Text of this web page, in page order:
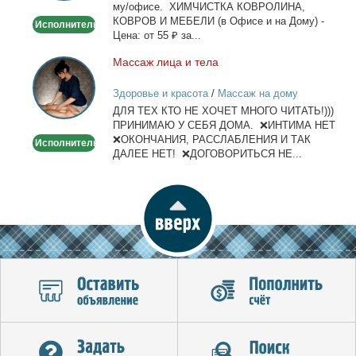
Исполнитель
му/офи­се. ХИМЧИСТКА КОВРОЛИНА,
КОВРОВ И МЕБЕЛИ (в Офи­се и на До­му) -
Це­на: от 55 ₽ за...
Массаж
лица
и
тела
Исполнитель
Мас­саж ли­ца и те­ла
Здоровье и красота/ Массаж на дому
ДЛЯ ТЕХ КТО НЕ ХОЧЕТ МНОГО ЧИТАТЬ!)))
ПРИНИМАЮ У СЕБЯ ДОМА. ❌ИНТИМА НЕТ
❌ОКОНЧАНИЯ, РАССЛАБЛЕНИЯ И ТАК
ДАЛЕЕ НЕТ! ❌ДОГОВОРИТЬСЯ НЕ...